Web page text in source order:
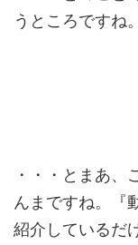
うところですね。
・・・とまあ、
んまですね。『
紹介しているだ